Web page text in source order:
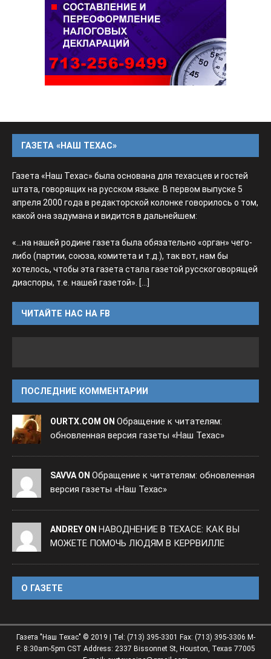
ГАЗЕТА «НАШ ТЕХАС»
Газета «Наш Техас» была основана для техасцев и гостей
штата, говорящих на русском языке. В первом выпуске 5
апреля 2000 года в редакторской колонке говорилось о том,
какой она задумана и видится в дальнейшем:
«...на нашей родине газета была обязательно «орган» чего-
либо (партии, союза, комитета и т.д.), так вот, нам бы
хотелось, чтобы эта газета стала газетой русскоговорящей
диаспоры, т.е. нашей газетой». [...]
ЧИТАЙТЕ НАС НА FB
ПОСЛЕДНИЕ КОММЕНТАРИИ
OURTX.COM ON Обращение к читателям:
обновленная версия газеты «Наш Техас»
SAVVA ON Обращение к читателям: обновленная
версия газеты «Наш Техас»
ANDREY ON НАВОДНЕНИЕ В ТЕХАСЕ: КАК ВЫ
МОЖЕТЕ ПОМОЧЬ ЛЮДЯМ В КЕРРВИЛЛЕ
O ГАЗЕТЕ
Газета "Наш Техас" © 2019 | Tel: (713) 395-3301 Fax: (713) 395-3306 M-
F: 8:30am-5pm CST Address: 2337 Bissonnet St, Houston, Texas 77005